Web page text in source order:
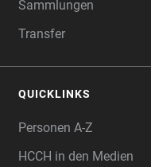
Sammlungen
Transfer
QUICKLINKS
Personen A-Z
HCCH in den Medien